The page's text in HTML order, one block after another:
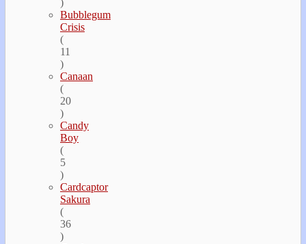
)
Bubblegum
Crisis
(
11
)
Canaan
(
20
)
Candy
Boy
(
5
)
Cardcaptor
Sakura
(
36
)